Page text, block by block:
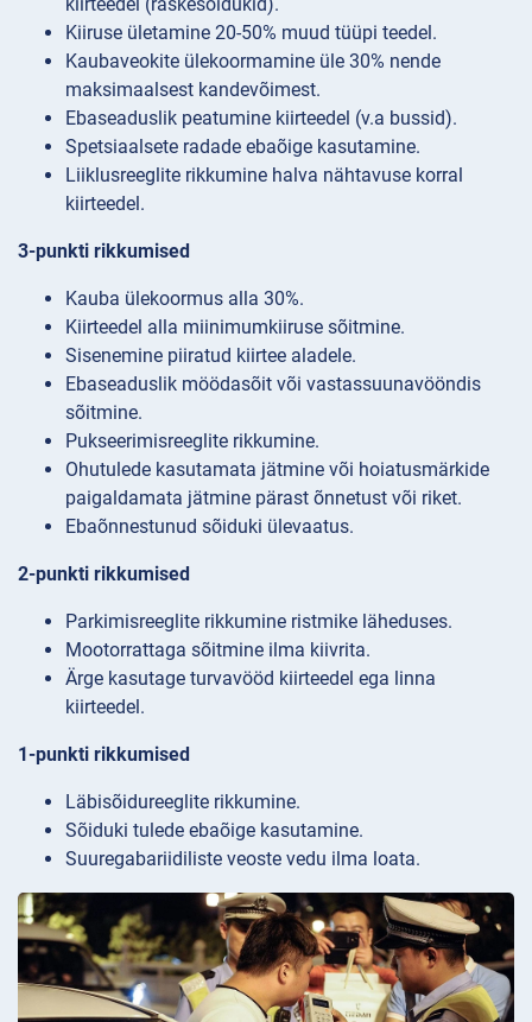
Kiiruse ületamine 20-50% muud tüüpi teedel.
Kaubaveokite ülekoormamine üle 30% nende
maksimaalsest kandevõimest.
Ebaseaduslik peatumine kiirteedel (v.a bussid).
Spetsiaalsete radade ebaõige kasutamine.
Liiklusreeglite rikkumine halva nähtavuse korral
kiirteedel.
3-punkti rikkumised
Kauba ülekoormus alla 30%.
Kiirteedel alla miinimumkiiruse sõitmine.
Sisenemine piiratud kiirtee aladele.
Ebaseaduslik möödasõit või vastassuunavööndis
sõitmine.
Pukseerimisreeglite rikkumine.
Ohutulede kasutamata jätmine või hoiatusmärkide
paigaldamata jätmine pärast õnnetust või riket.
Ebaõnnestunud sõiduki ülevaatus.
2-punkti rikkumised
Parkimisreeglite rikkumine ristmike läheduses.
Mootorrattaga sõitmine ilma kiivrita.
Ärge kasutage turvavööd kiirteedel ega linna
kiirteedel.
1-punkti rikkumised
Läbisõidureeglite rikkumine.
Sõiduki tulede ebaõige kasutamine.
Suuregabariidiliste veoste vedu ilma loata.